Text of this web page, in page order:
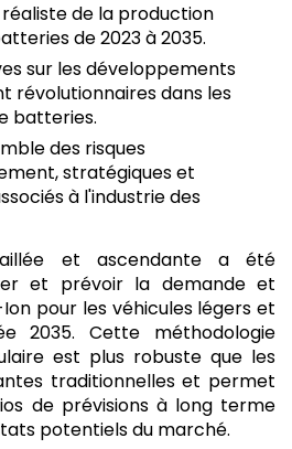
de la production
de 2023 à 2035.
sur les développements
révolutionnaires dans les
batteries.
des risques
stratégiques et
à l'industrie des
et ascendante a été
et prévoir la demande et
pour les véhicules légers et
2035. Cette méthodologie
est plus robuste que les
traditionnelles et permet
de prévisions à long terme
potentiels du marché.